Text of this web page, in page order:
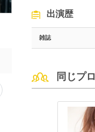
出演歴
雑誌
同じプ